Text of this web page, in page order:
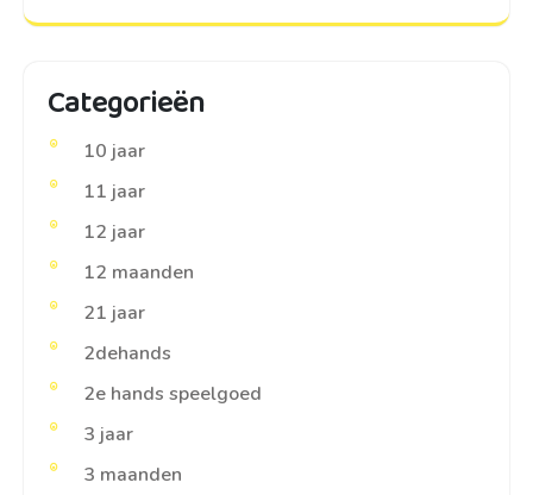
Categorieën
10 jaar
11 jaar
12 jaar
12 maanden
21 jaar
2dehands
2e hands speelgoed
3 jaar
3 maanden